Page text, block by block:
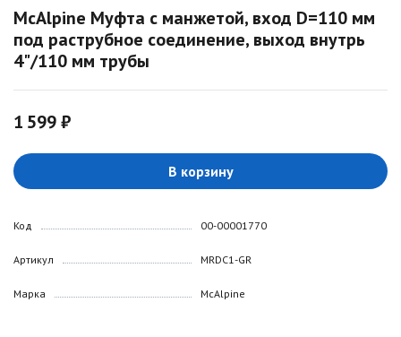
McAlpine Муфта с манжетой, вход D=110 мм
под раструбное соединение, выход внутрь
4"/110 мм трубы
1 599 ₽
В корзину
Код
Артикул
Марка
00-00001770
MRDC1-GR
McAlpine